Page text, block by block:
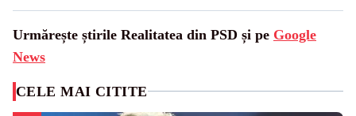
Urmărește știrile Realitatea din PSD și pe Google
News
CELE MAI CITITE